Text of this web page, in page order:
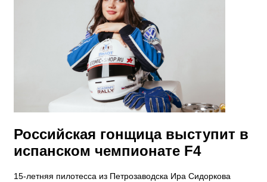
Российская гонщица выступит в
испанском чемпионате F4
15-летняя пилотесса из Петрозаводска Ира Сидоркова